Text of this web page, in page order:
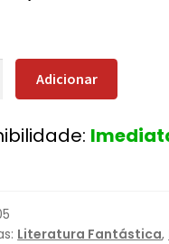
Adicionar
Literatura Fantástica,